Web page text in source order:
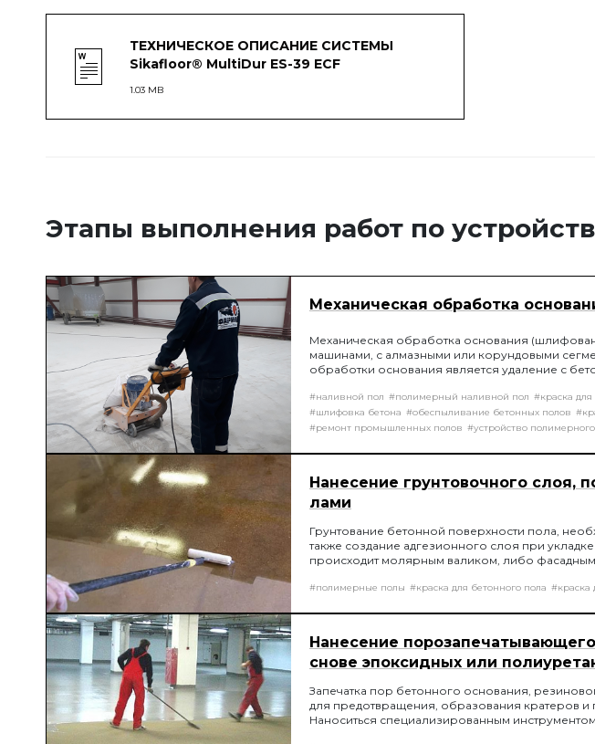
ТЕХНИЧЕСКОЕ ОПИСАНИЕ СИСТЕМЫ
Sikafloor® MultiDur ES-39 ECF
1.03 MB
Этапы выполнения работ по
Механическая обработка
Механическая обработка основания
машинами, с алмазными или корундовыми
обработки основания является удаление с
соединению покрытия и основы.
#наливной пол #полимерный наливной пол #краска
#шлифовка бетона #обеспыливание бетонных полов
#ремонт промышленных полов #устройство
Нанесение грунтовочного слоя,
лами
Грунтование бетонной поверхности пола,
также создание адгезионного слоя при
происходит молярным валиком, либо
#полимерные полы #краска для бетонного пола #краска
Нанесение
снове эпоксидных или
Запечатка пор бетонного основания,
для предотвращения, образования кратеров
Наноситься специализированным